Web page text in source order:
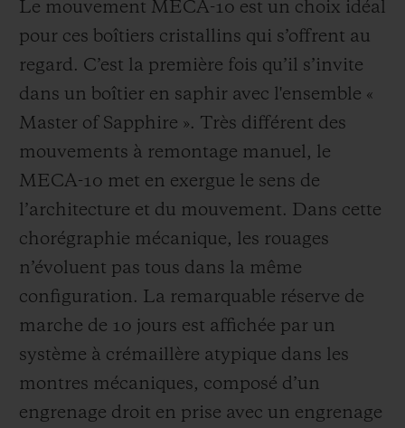
Le mouvement MECA-10 est un choix idéal
pour ces boîtiers cristallins qui s’offrent au
regard. C’est la première fois qu’il s’invite
dans un boîtier en saphir avec l'ensemble «
Master of Sapphire ». Très différent des
mouvements à remontage manuel, le
MECA-10 met en exergue le sens de
l’architecture et du mouvement. Dans cette
chorégraphie mécanique, les rouages
n’évoluent pas tous dans la même
configuration. La remarquable réserve de
marche de 10 jours est affichée par un
système à crémaillère atypique dans les
montres mécaniques, composé d’un
engrenage droit en prise avec un engrenage